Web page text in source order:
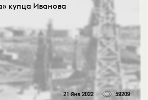
купца Иванова
21 Янв 2022 59209